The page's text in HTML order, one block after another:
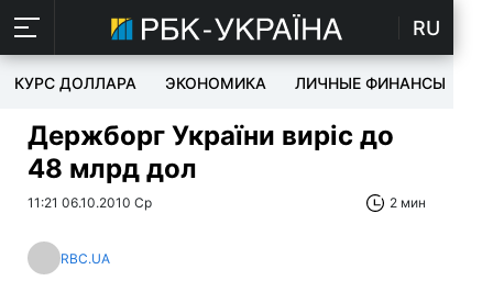
RU
КУРС ДОЛЛАРА ЭКОНОМИКА ЛИЧНЫЕ ФИНАНСЫ
Держборг України виріс до
48 млрд дол
11:21 06.10.2010 Ср 2 мин
RBC.UA